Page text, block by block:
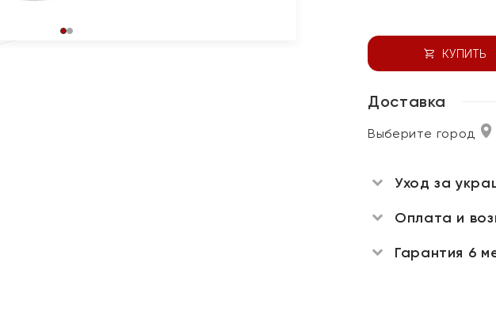
КУПИТЬ
Доставка
Выберите город
Уход за
Оплата и
Гарантия 6